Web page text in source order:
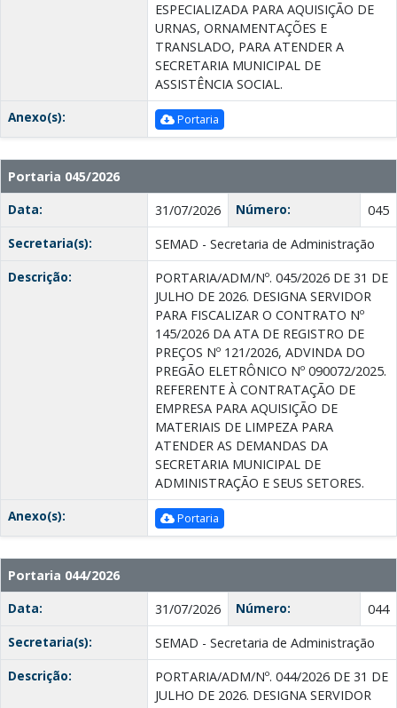
ESPECIALIZADA PARA AQUISIÇÃO DE
URNAS, ORNAMENTAÇÕES E
TRANSLADO, PARA ATENDER A
SECRETARIA MUNICIPAL DE
ASSISTÊNCIA SOCIAL.
Anexo(s):
Portaria
Portaria 045/2026
Data:
31/07/2026 Número:
045
Secretaria(s):
SEMAD - Secretaria de Administração
Descrição:
PORTARIA/ADM/Nº. 045/2026 DE 31 DE
JULHO DE 2026. DESIGNA SERVIDOR
PARA FISCALIZAR O CONTRATO Nº
145/2026 DA ATA DE REGISTRO DE
PREÇOS Nº 121/2026, ADVINDA DO
PREGÃO ELETRÔNICO Nº 090072/2025.
REFERENTE À CONTRATAÇÃO DE
EMPRESA PARA AQUISIÇÃO DE
MATERIAIS DE LIMPEZA PARA
ATENDER AS DEMANDAS DA
SECRETARIA MUNICIPAL DE
ADMINISTRAÇÃO E SEUS SETORES.
Anexo(s):
Portaria
Portaria 044/2026
Data:
31/07/2026 Número:
044
Secretaria(s):
SEMAD - Secretaria de Administração
Descrição:
PORTARIA/ADM/Nº. 044/2026 DE 31 DE
JULHO DE 2026. DESIGNA SERVIDOR